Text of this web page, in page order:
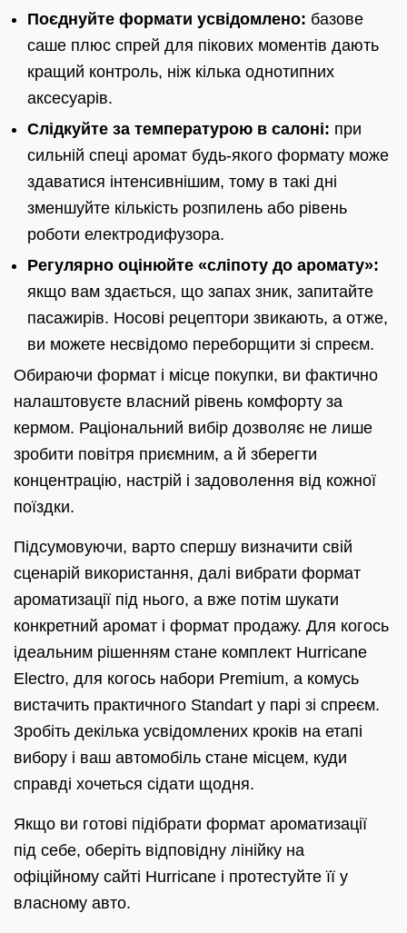
Поєднуйте формати усвідомлено: базове
саше плюс спрей для пікових моментів дають
кращий контроль, ніж кілька однотипних
аксесуарів.
Слідкуйте за температурою в салоні: при
сильній спеці аромат будь-якого формату може
здаватися інтенсивнішим, тому в такі дні
зменшуйте кількість розпилень або рівень
роботи електродифузора.
Регулярно оцінюйте «сліпоту до аромату»:
якщо вам здається, що запах зник, запитайте
пасажирів. Носові рецептори звикають, а отже,
ви можете несвідомо переборщити зі спреєм.
Обираючи формат і місце покупки, ви фактично
налаштовуєте власний рівень комфорту за
кермом. Раціональний вибір дозволяє не лише
зробити повітря приємним, а й зберегти
концентрацію, настрій і задоволення від кожної
поїздки.
Підсумовуючи, варто спершу визначити свій
сценарій використання, далі вибрати формат
ароматизації під нього, а вже потім шукати
конкретний аромат і формат продажу. Для когось
ідеальним рішенням стане комплект Hurricane
Electro, для когось набори Premium, а комусь
вистачить практичного Standart у парі зі спреєм.
Зробіть декілька усвідомлених кроків на етапі
вибору і ваш автомобіль стане місцем, куди
справді хочеться сідати щодня.
Якщо ви готові підібрати формат ароматизації
під себе, оберіть відповідну лінійку на
офіційному сайті Hurricane і протестуйте її у
власному авто.